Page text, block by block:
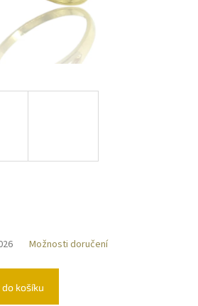
Možnosti doručení
košíku